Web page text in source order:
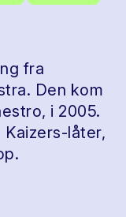
fra
Den kom
i 2005.
låter,